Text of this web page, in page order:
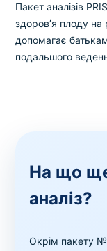
Пакет аналізів
здоров’я плоду на
допомагає
подальшого
На що
аналіз?
Окрім пакету №